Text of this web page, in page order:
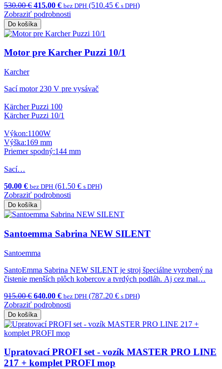
530.00 € 415.00 € bez DPH (510.45 € s DPH)
Zobraziť podrobnosti
Do košíka
Motor pre Karcher Puzzi 10/1
Karcher
Sací motor 230 V pre vysávač
Kärcher Puzzi 100
Kärcher Puzzi 10/1
Výkon:1100W
Výška:169 mm
Priemer spodný:144 mm
Sací…
50.00 € bez DPH (61.50 € s DPH)
Zobraziť podrobnosti
Do košíka
Santoemma Sabrina NEW SILENT
Santoemma
SantoEmma Sabrina NEW SILENT je stroj špeciálne vyrobený na
čistenie menších plôch kobercov a tvrdých podláh. Aj cez mal…
915.00 € 640.00 € bez DPH (787.20 € s DPH)
Zobraziť podrobnosti
Do košíka
Upratovací PROFI set - vozík MASTER PRO LINE
217 + komplet PROFI mop